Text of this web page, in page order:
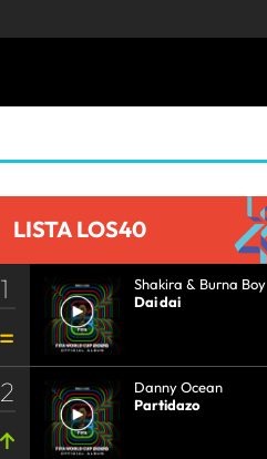
LISTA LOS40
1
Shakira & Burna Boy
Dai dai
2
Danny Ocean
Partidazo